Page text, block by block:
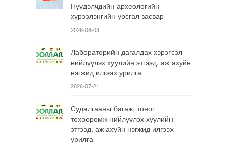
Нүүдэлчдийн археологийн
хүрээлэнгийн урсгал засвар
2026-08-03
Лабораторийн дагалдах хэрэгсэл
нийлүүлэх хуулийн этгээд, аж ахуйн
нэгжид илгээх урилга
2026-07-21
Судалгааны багаж, тоног
төхөөрөмж нийлүүлэх хуулийн
этгээд, аж ахуйн нэгжид илгээх
урилга